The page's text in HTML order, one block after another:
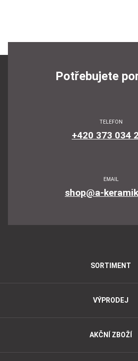
Potřebujete
TELEFON
+420 373 034
EMAIL
shop@a-
SORTIMENT
VÝPRODEJ
AKČNÍ ZBOŽÍ